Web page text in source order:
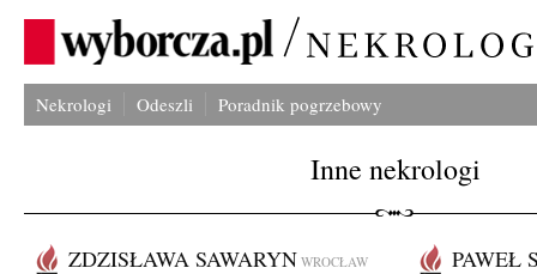
Nekrologi Odeszli Poradnik pogrzebowy
Inne nekrologi
ZDZISŁAWA SAWARYN WROCŁAW PAWEŁ